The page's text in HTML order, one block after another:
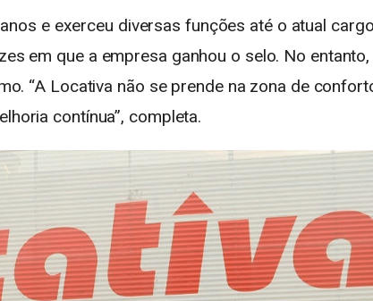
e exerceu diversas funções até o atual
em que a empresa ganhou o selo. No entanto,
“A Locativa não se prende na zona de
contínua”, completa.